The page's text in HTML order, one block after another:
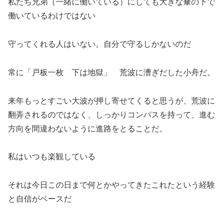
私たち兄弟（一緒に働いている）にしても大きな傘の下で
働いているわけではない
守ってくれる人はいない。自分で守るしかないのだ
常に「戸板一枚 下は地獄」 荒波に漕ぎだした小舟だ。
来年もっとすごい大波が押し寄せてくると思うが、荒波に
翻弄されるのではなく、しっかりコンパスを持って、進む
方向を間違わないように進路をとることだ。
私はいつも楽観している
それは今日この日まで何とかやってきたこれたという経験
と自信がベースだ